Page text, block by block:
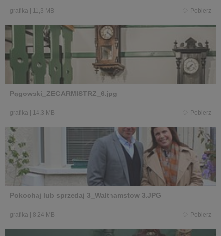
grafika 11,3 MB Pobierz
Pągowski_ZEGARMISTRZ_6.jpg
grafika 14,3 MB Pobierz
Pokochaj lub sprzedaj 3_Walthamstow 3.JPG
grafika 8,24 MB Pobierz